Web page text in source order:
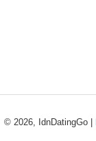
© 2026, IdnDatingGo |